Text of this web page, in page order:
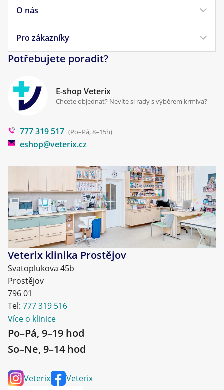
Krmivo pro kočky
Veterinární diety
Pamlsky pro psy
Doprava a platba
Obchodní podmínky
Reklamace a vrácení
Cookies a podmínky používání
O nás
Náš příběh
Pro zákazníky
Klinika Prostějov
Poradna
Blog
Potřebujete poradit?
E-shop Veterix
Chcete objednat? Nevíte si rady s výběrem krmiva?
777 319 517 (Po–Pá, 8–15h)
eshop@veterix.cz
Veterix klinika Prostějov
Svatoplukova 45b
Prostějov
796 01
Tel: 777 319 516
Více o klinice
Po–Pá, 9–19 hod
So–Ne, 9–14 hod
Veterix Veterix